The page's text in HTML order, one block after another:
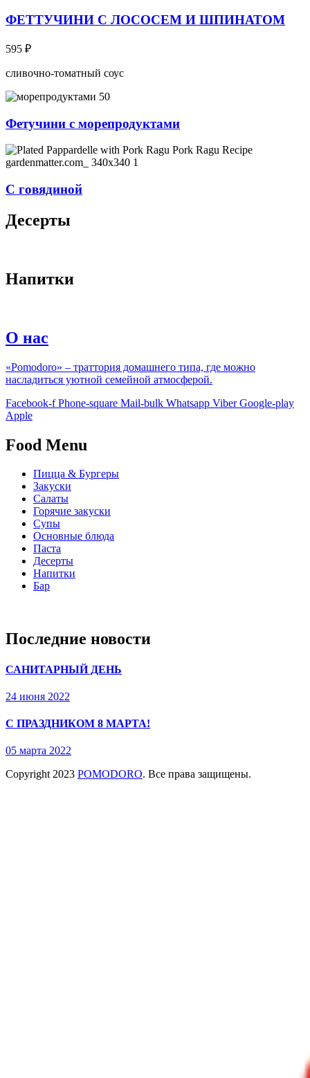
ФЕТТУЧИНИ С ЛОСОСЕМ И ШПИНАТОМ
595 ₽
сливочно-томатный соус
Фетучини с морепродуктами
С говядиной
Десерты
Напитки
О нас
«Pomodoro» – траттория домашнего типа, где можно
насладиться уютной семейной атмосферой.
Facebook-f Phone-square Mail-bulk Whatsapp Viber Google-play
Apple
Food Menu
Пицца & Бургеры
Закуски
Салаты
Горячие закуски
Супы
Основные блюда
Паста
Десерты
Напитки
Бар
Последние новости
САНИТАРНЫЙ ДЕНЬ
24 июня 2022
С ПРАЗДНИКОМ 8 МАРТА!
05 марта 2022
Copyright 2023 POMODORO. Все права защищены.